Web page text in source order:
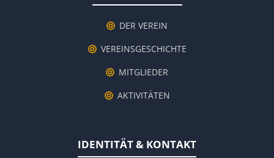
DER VEREIN
VEREINSGESCHICHTE
MITGLIEDER
AKTIVITÄTEN
IDENTITÄT & KONTAKT